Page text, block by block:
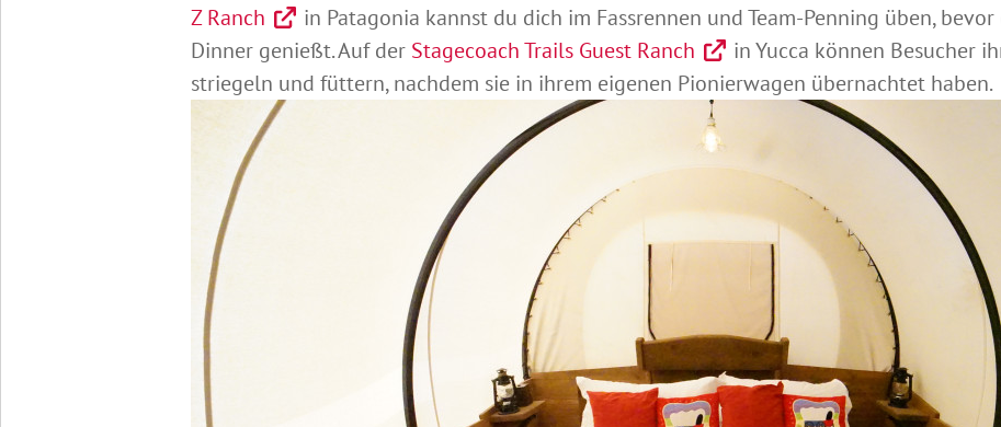
Z Ranch
in Patagonia kannst du dich im Fassrennen und Team-Penning üben,
Dinner genießt. Auf der Stagecoach Trails Guest Ranch
in Yucca können Besucher
striegeln und füttern, nachdem sie in ihrem eigenen Pionierwagen übernachtet haben.